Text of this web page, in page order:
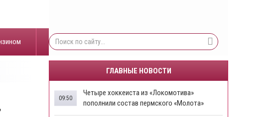
ГЛАВНЫЕ НОВОСТИ
Четыре хоккеиста из «Локомотива»
пополнили состав пермского «Молота»
09:50